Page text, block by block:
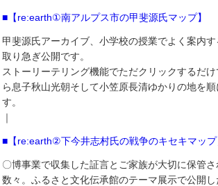
■【re:earth①南アルプス市の甲斐源氏マップ】
甲斐源氏アーカイブ、小学校の授業でよく案内
取り急ぎ公開です。
ストーリーテリング機能でただクリックするだ
ら息子秋山光朝そして小笠原長清ゆかりの地を
す。
｜
■【re:earth②下今井志村氏の戦争のキセキマップ
〇博事業で収集した証言とご家族が大切に保管
数々。ふるさと文化伝承館のテーマ展示で公開